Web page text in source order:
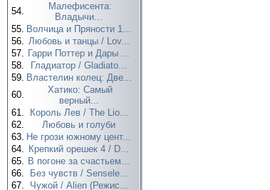
54.
Малефисента:
Владычи...
55. Волчица и Пряности 1...
56. Любовь и танцы / Lov...
57. Гарри Поттер и Дары ...
58.
Гладиатор / Gladiato...
59. Властелин колец: Две...
60.
Хатико: Самый
верный...
61.
Король Лев / The Lio...
62.
Любовь и голуби
63. Не грози южному цент...
64. Крепкий орешек 4 / D...
65. В погоне за счастьем...
66.
Без чувств / Sensele...
67.
Чужой / Alien (Режис...